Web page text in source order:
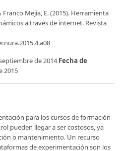
Franco Mejía, E. (2015). Herramienta
a través de internet. Revista
de 2014Fecha de
2015
para los cursos de formación
pueden llegar a ser costosos, ya
o mantenimiento. Un recurso
de experimentación son los